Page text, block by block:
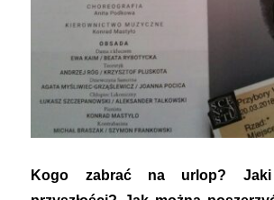
Kogo zabrać na urlop?